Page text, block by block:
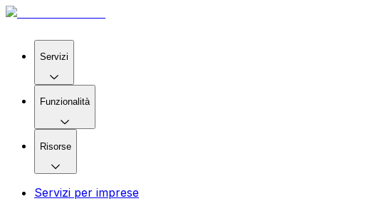
Servizi
Funzionalità
Risorse
Servizi per imprese